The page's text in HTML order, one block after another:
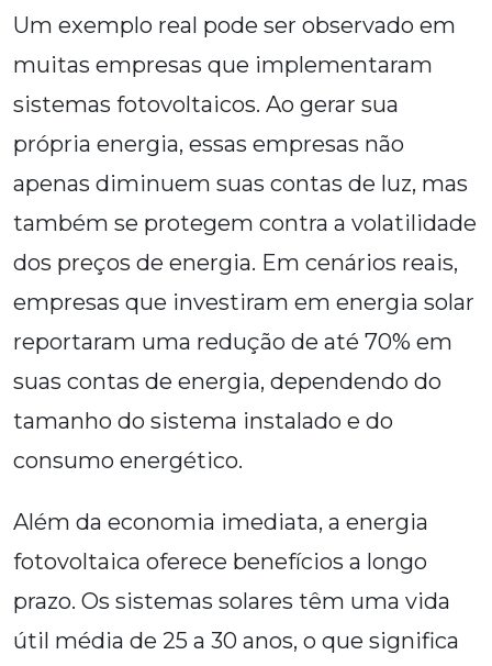
Um exemplo real pode ser observado em
muitas empresas que implementaram
sistemas fotovoltaicos. Ao gerar sua
própria energia, essas empresas não
apenas diminuem suas contas de luz, mas
também se protegem contra a volatilidade
dos preços de energia. Em cenários reais,
empresas que investiram em energia solar
reportaram uma redução de até 70% em
suas contas de energia, dependendo do
tamanho do sistema instalado e do
consumo energético.
Além da economia imediata, a energia
fotovoltaica oferece benefícios a longo
prazo. Os sistemas solares têm uma vida
útil média de 25 a 30 anos, o que significa